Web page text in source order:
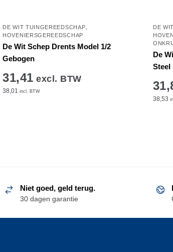
DE WIT TUINGEREEDSCHAP,
HOVENIERSGEREEDSCHAP
De Wit Schep Drents Model 1/2
Gebogen
31,41 excl. BTW
38,01 incl. BTW
DE
De
Steel
38,53
Niet goed, geld terug.
30 dagen garantie